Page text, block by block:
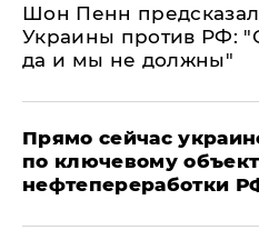
Шон Пенн
Украины против РФ:
да и мы не должны"
Прямо сейчас
по ключевому
нефтепереработки